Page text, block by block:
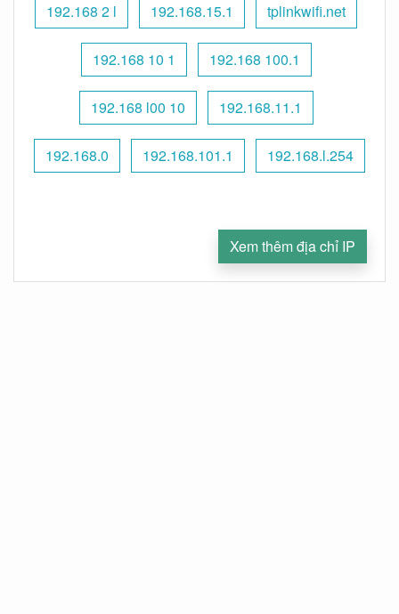
192.168 2 l 192.168.15.1 tplinkwifi.net
192.168 10 1 192.168 100.1
192.168 l00 10 192.168.11.1
192.168.0 192.168.101.1 192.168.l.254
Xem thêm địa chỉ IP